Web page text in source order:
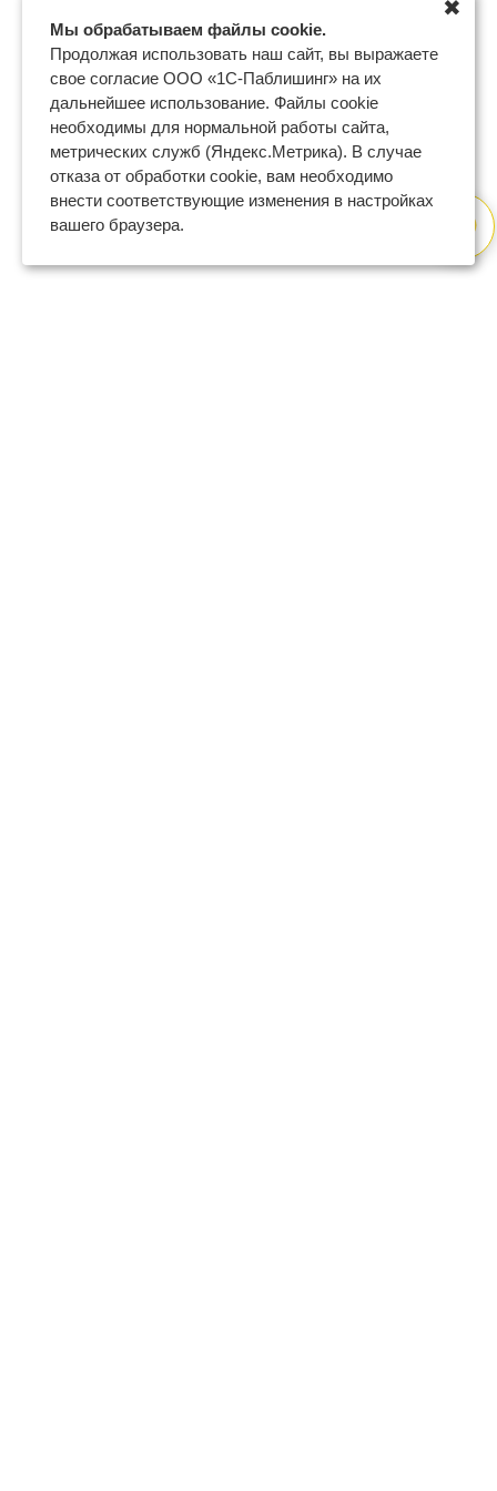
Мы обрабатываем файлы cookie.
Продолжая использовать наш сайт, вы выражаете
свое согласие ООО «1С-Паблишинг» на их
дальнейшее использование. Файлы cookie
необходимы для нормальной работы сайта,
метрических служб (Яндекс.Метрика). В случае
отказа от обработки cookie, вам необходимо
внести соответствующие изменения в настройках
вашего браузера.
✖